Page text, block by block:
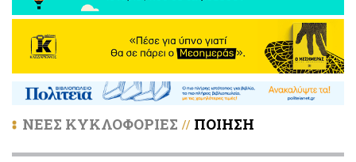
ΝΕΕΣ ΚΥΚΛΟΦΟΡΙΕΣ // ΠΟΙΗΣΗ